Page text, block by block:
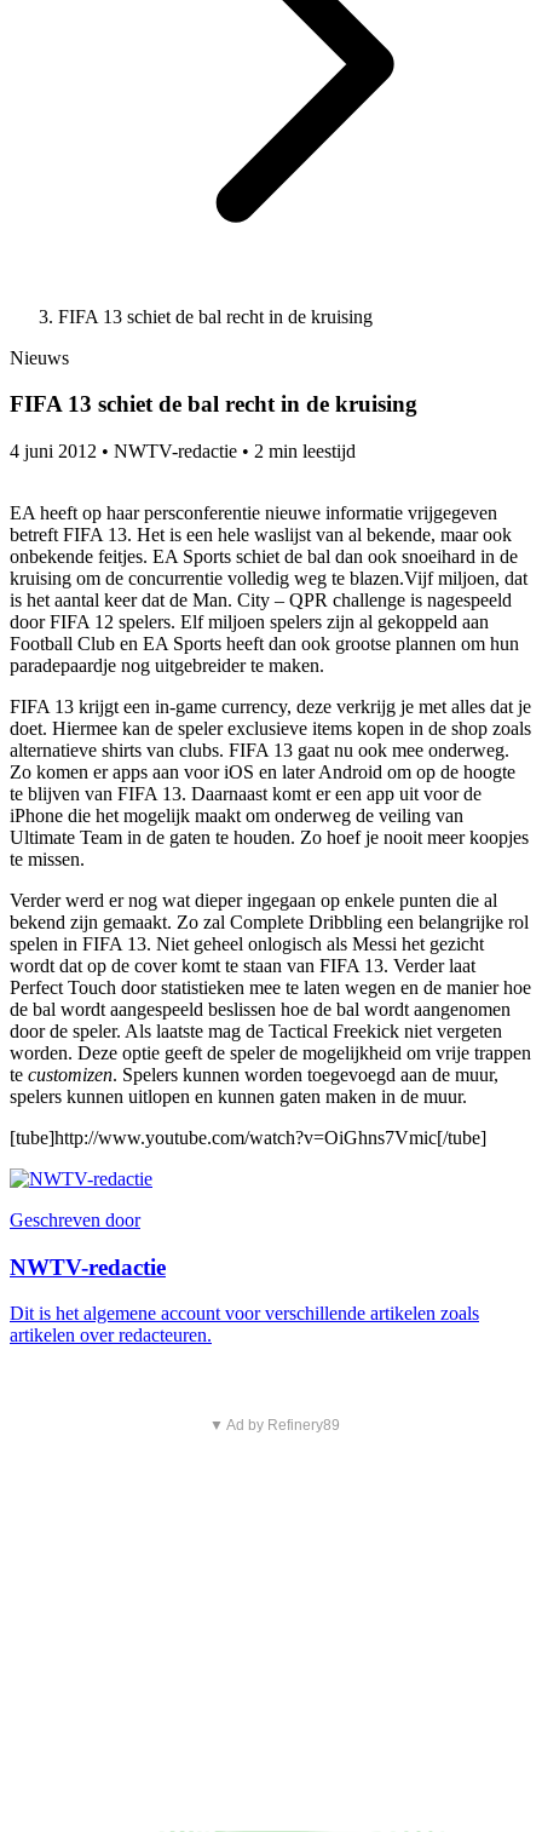
FIFA 13 schiet de bal recht in de kruising
Nieuws
FIFA 13 schiet de bal recht in de kruising
4 juni 2012 • NWTV-redactie • 2 min leestijd
EA heeft op haar persconferentie nieuwe informatie vrijgegeven
betreft FIFA 13. Het is een hele waslijst van al bekende, maar ook
onbekende feitjes. EA Sports schiet de bal dan ook snoeihard in de
kruising om de concurrentie volledig weg te blazen.Vijf miljoen, dat
is het aantal keer dat de Man. City – QPR challenge is nagespeeld
door FIFA 12 spelers. Elf miljoen spelers zijn al gekoppeld aan
Football Club en EA Sports heeft dan ook grootse plannen om hun
paradepaardje nog uitgebreider te maken.
FIFA 13 krijgt een in-game currency, deze verkrijg je met alles dat je
doet. Hiermee kan de speler exclusieve items kopen in de shop zoals
alternatieve shirts van clubs. FIFA 13 gaat nu ook mee onderweg.
Zo komen er apps aan voor iOS en later Android om op de hoogte
te blijven van FIFA 13. Daarnaast komt er een app uit voor de
iPhone die het mogelijk maakt om onderweg de veiling van
Ultimate Team in de gaten te houden. Zo hoef je nooit meer koopjes
te missen.
Verder werd er nog wat dieper ingegaan op enkele punten die al
bekend zijn gemaakt. Zo zal Complete Dribbling een belangrijke rol
spelen in FIFA 13. Niet geheel onlogisch als Messi het gezicht
wordt dat op de cover komt te staan van FIFA 13. Verder laat
Perfect Touch door statistieken mee te laten wegen en de manier hoe
de bal wordt aangespeeld beslissen hoe de bal wordt aangenomen
door de speler. Als laatste mag de Tactical Freekick niet vergeten
worden. Deze optie geeft de speler de mogelijkheid om vrije trappen
te customizen. Spelers kunnen worden toegevoegd aan de muur,
spelers kunnen uitlopen en kunnen gaten maken in de muur.
[tube]http://www.youtube.com/watch?v=OiGhns7Vmic[/tube]
Geschreven door
NWTV-redactie
Dit is het algemene account voor verschillende artikelen zoals
artikelen over redacteuren.
▼ Ad by Refinery89